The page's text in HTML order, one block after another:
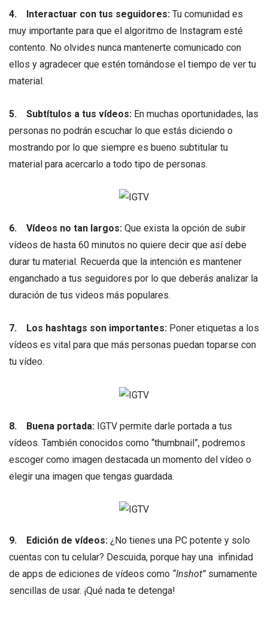
4. Interactuar con tus seguidores: Tu comunidad es
muy importante para que el algoritmo de Instagram esté
contento. No olvides nunca mantenerte comunicado con
ellos y agradecer que estén tomándose el tiempo de ver tu
material.
5. Subtítulos a tus vídeos: En muchas oportunidades, las
personas no podrán escuchar lo que estás diciendo o
mostrando por lo que siempre es bueno subtitular tu
material para acercarlo a todo tipo de personas.
6. Vídeos no tan largos: Que exista la opción de subir
vídeos de hasta 60 minutos no quiere decir que así debe
durar tu material. Recuerda que la intención es mantener
enganchado a tus seguidores por lo que deberás analizar la
duración de tus videos más populares.
7. Los hashtags son importantes: Poner etiquetas a los
vídeos es vital para que más personas puedan toparse con
tu vídeo.
8. Buena portada: IGTV permite darle portada a tus
vídeos. También conocidos como “thumbnail”, podremos
escoger como imagen destacada un momento del vídeo o
elegir una imagen que tengas guardada.
9. Edición de vídeos: ¿No tienes una PC potente y solo
cuentas con tu celular? Descuida, porque hay una infinidad
de apps de ediciones de vídeos como “Inshot” sumamente
sencillas de usar. ¡Qué nada te detenga!